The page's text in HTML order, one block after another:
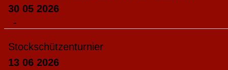
30 05 2026
-
Stockschützenturnier
13 06 2026